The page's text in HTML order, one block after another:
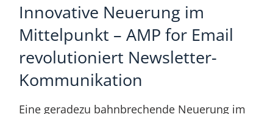
Innovative Neuerung im
Mittelpunkt – AMP for Email
revolutioniert Newsletter-
Kommunikation
Eine geradezu bahnbrechende Neuerung im